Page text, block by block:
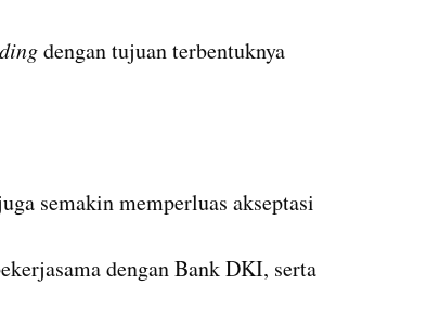
dengan tujuan terbentuknya
semakin memperluas akseptasi
dengan Bank DKI, serta